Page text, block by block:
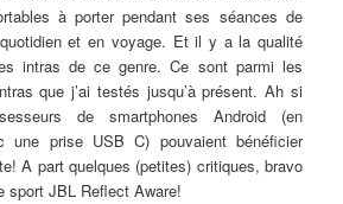
à porter pendant ses séances de
et en voyage. Et il y a la qualité
intras de ce genre. Ce sont parmi les
que j’ai testés jusqu’à présent. Ah si
de smartphones Android (en
une prise USB C) pouvaient bénéficier
A part quelques (petites) critiques, bravo
sport JBL Reflect Aware!